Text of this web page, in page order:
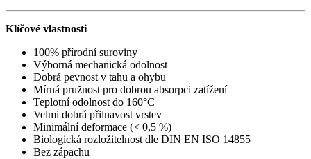
Klíčové vlastnosti
100% přírodní suroviny
Výborná mechanická odolnost
Dobrá pevnost v tahu a ohybu
Mírná pružnost pro dobrou absorpci zatížení
Teplotní odolnost do 160°C
Velmi dobrá přilnavost vrstev
Minimální deformace (< 0,5 %)
Biologická rozložitelnost dle DIN EN ISO 14855
Bez zápachu